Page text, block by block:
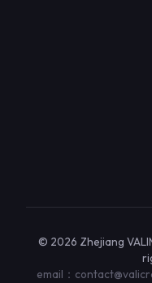
© 2026 Zhejiang
email：